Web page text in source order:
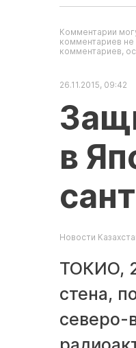
Комментарии
комментариев
комментариев,
26.11.2015, 09:42
в
Новости
ТОКИО,
стена,
северо-